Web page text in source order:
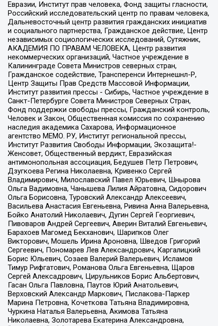
Евразии, Институт прав человека, Фонд защиты гласности,
Российский исследовательский центр по правам человека,
Дальневосточный центр развития гражданских инициатив
и социального партнерства, Гражданское действие, Центр
независимых социологических исследований, Сутяжник,
АКАДЕМИЯ ПО ПРАВАМ ЧЕЛОВЕКА, Центр развития
некоммерческих организаций, Частное учреждение в
Калининграде Совета Министров северных стран,
Гражданское содействие, Трансперенси Интернешнл-Р,
Центр Защиты Прав Средств Массовой Информации,
Институт развития прессы - Сибирь, Частное учреждение в
Санкт-Петербурге Совета Министров Северных Стран,
Фонд поддержки свободы прессы, Гражданский контроль,
Человек и Закон, Общественная комиссия по сохранению
наследия академика Сахарова, Информационное
агентство МЕМО. РУ, Институт региональной прессы,
Институт Развития Свободы Информации, Экозащита!-
Женсовет, Общественный вердикт, Евразийская
антимонопольная ассоциация, Бедушев Петр Петрович,
Дзугкоева Регина Николаевна, Кривенко Сергей
Владимирович, Милославский Павел Юрьевич, Шнырова
Ольга Вадимовна, Чанышева Лилия Айратовна, Сидорович
Ольга Борисовна, Туровский Александр Алексеевич,
Васильева Анастасия Евгеньевна, Ривина Анна Валерьевна,
Бойко Анатолий Николаевич, Дугин Сергей Георгиевич,
Пивоваров Андрей Сергеевич, Аверин Виталий Евгеньевич,
Барахоев Магомед Бекханович, Шарипков Олег
Викторович, Мошель Ирина Ароновна, Шведов Григорий
Сергеевич, Пономарев Лев Александрович, Каргалицкий
Борис Юльевич, Созаев Валерий Валерьевич, Исламов
Тимур Рифгатович, Романова Ольга Евгеньевна, Щаров
Сергей Алексадрович, Цирульников Борис Альбертович,
Гасан Ольга Павловна, Паутов Юрий Анатольевич,
Верховский Александр Маркович, Пислакова-Паркер
Марина Петровна, Кочеткова Татьяна Владимировна,
Чуркина Наталья Валерьевна, Акимова Татьяна
Николаевна, Золотарева Екатерина Александровна,